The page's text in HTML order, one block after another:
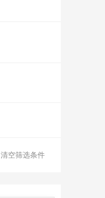
清空筛选条件